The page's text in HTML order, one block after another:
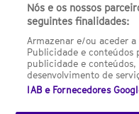
NBC Universal Global
by Universal Studios
NBC Universal Global
95. Planta 10 Edificio
SYFY Portugal is subject
Nós e os nossos
seguintes finalidades:
Armazenar e/ou aceder
Publicidade e conteúdos
publicidade e
desenvolvimento de
IAB e Fornecedores